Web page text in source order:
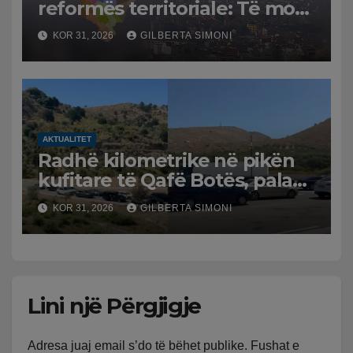
reformës territoriale: Të mos
humbasim identitetin e
qytetit
KOR 31, 2026 GILBERTA SIMONI
AKTUALITET
Radhë kilometrike në pikën
kufitare të Qafë Botës, pala
greke raporton defekt në
sistem, qytetarët mbeten të
bllokuar
KOR 31, 2026 GILBERTA SIMONI
Lini një Përgjigje
Adresa juaj email s’do të bëhet publike. Fushat e